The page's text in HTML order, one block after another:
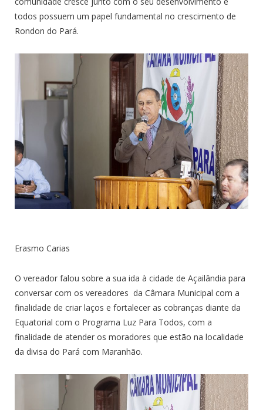
todos possuem um papel fundamental no crescimento de
Rondon do Pará.
Erasmo Carias
O vereador falou sobre a sua ida à cidade de Açailândia para
conversar com os vereadores da Câmara Municipal com a
finalidade de criar laços e fortalecer as cobranças diante da
Equatorial com o Programa Luz Para Todos, com a
finalidade de atender os moradores que estão na localidade
da divisa do Pará com Maranhão.